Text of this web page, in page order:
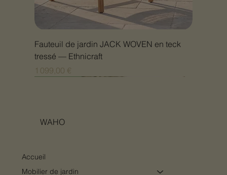
Fauteuil de jardin JACK WOVEN en teck
tressé — Ethnicraft
Prix
1 099,00 €
WAHO
Accueil
Mobilier de jardin